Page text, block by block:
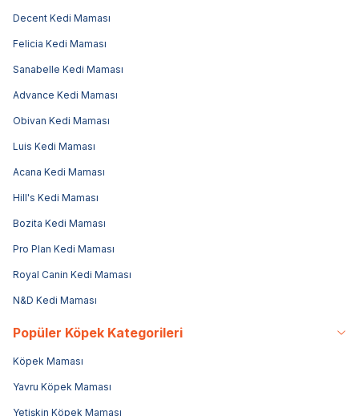
Decent Kedi Maması
Felicia Kedi Maması
Sanabelle Kedi Maması
Advance Kedi Maması
Obivan Kedi Maması
Luis Kedi Maması
Acana Kedi Maması
Hill's Kedi Maması
Bozita Kedi Maması
Pro Plan Kedi Maması
Royal Canin Kedi Maması
N&D Kedi Maması
Popüler Köpek Kategorileri
Köpek Maması
Yavru Köpek Maması
Yetişkin Köpek Maması